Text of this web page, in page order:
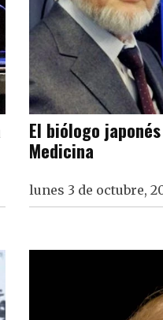
El biólogo
Medicina
lunes 3 de octubre,